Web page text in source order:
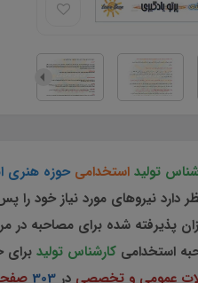
تولید استخدامیحوزه هنری
دارد نیروهای مورد نیاز خود
پذیرفته شده برای مصاحبه در
استخدامی کارشناس تولید برای
عمومی و تخصصی در 303